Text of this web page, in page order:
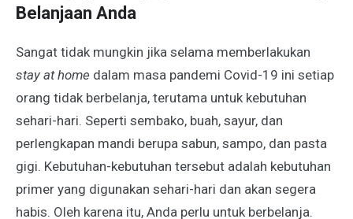
Belanjaan Anda
Sangat tidak mungkin jika selama memberlakukan
stay at home dalam masa pandemi Covid-19 ini setiap
orang tidak berbelanja, terutama untuk kebutuhan
sehari-hari. Seperti sembako, buah, sayur, dan
perlengkapan mandi berupa sabun, sampo, dan pasta
gigi. Kebutuhan-kebutuhan tersebut adalah kebutuhan
primer yang digunakan sehari-hari dan akan segera
habis. Oleh karena itu, Anda perlu untuk berbelanja.